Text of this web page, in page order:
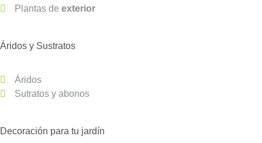
Plantas de exterior
Áridos y Sustratos
Áridos
Sutratos y abonos
Decoración para tu jardín